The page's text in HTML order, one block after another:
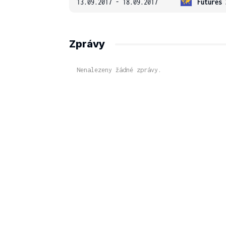
13.09.2017 - 18.09.2017 Futures
Zprávy
Nenalezeny žádné zprávy.